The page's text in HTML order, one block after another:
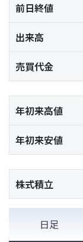
前日終値
出来高
売買代金
年初来高値
年初来安値
株式積立
日足